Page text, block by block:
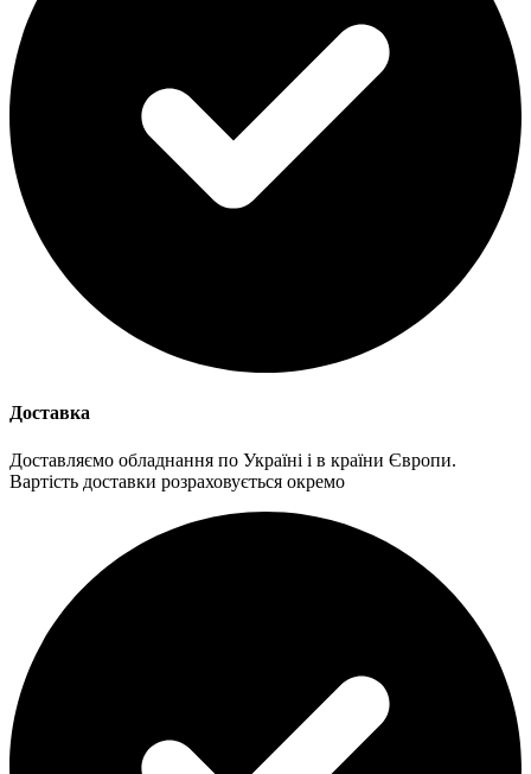
Доставка
Доставляємо обладнання по Україні і в країни Європи.
Вартість доставки розраховується окремо